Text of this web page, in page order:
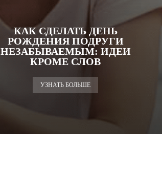
КАК СДЕЛАТЬ ДЕНЬ
РОЖДЕНИЯ ПОДРУГИ
НЕЗАБЫВАЕМЫМ: ИДЕИ
КРОМЕ СЛОВ
УЗНАТЬ БОЛЬШЕ